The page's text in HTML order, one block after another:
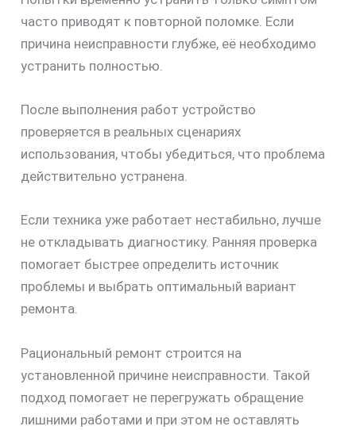
часто приводят к повторной поломке. Если
причина неисправности глубже, её необходимо
устранить полностью.
После выполнения работ устройство
проверяется в реальных сценариях
использования, чтобы убедиться, что проблема
действительно устранена.
Если техника уже работает нестабильно, лучше
не откладывать диагностику. Ранняя проверка
помогает быстрее определить источник
проблемы и выбрать оптимальный вариант
ремонта.
Рациональный ремонт строится на
установленной причине неисправности. Такой
подход помогает не перегружать обращение
лишними работами и при этом не оставлять
скидку
30%